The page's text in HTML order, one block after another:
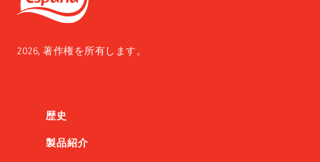
2026, 著作権を所有します。
歴史
製品紹介